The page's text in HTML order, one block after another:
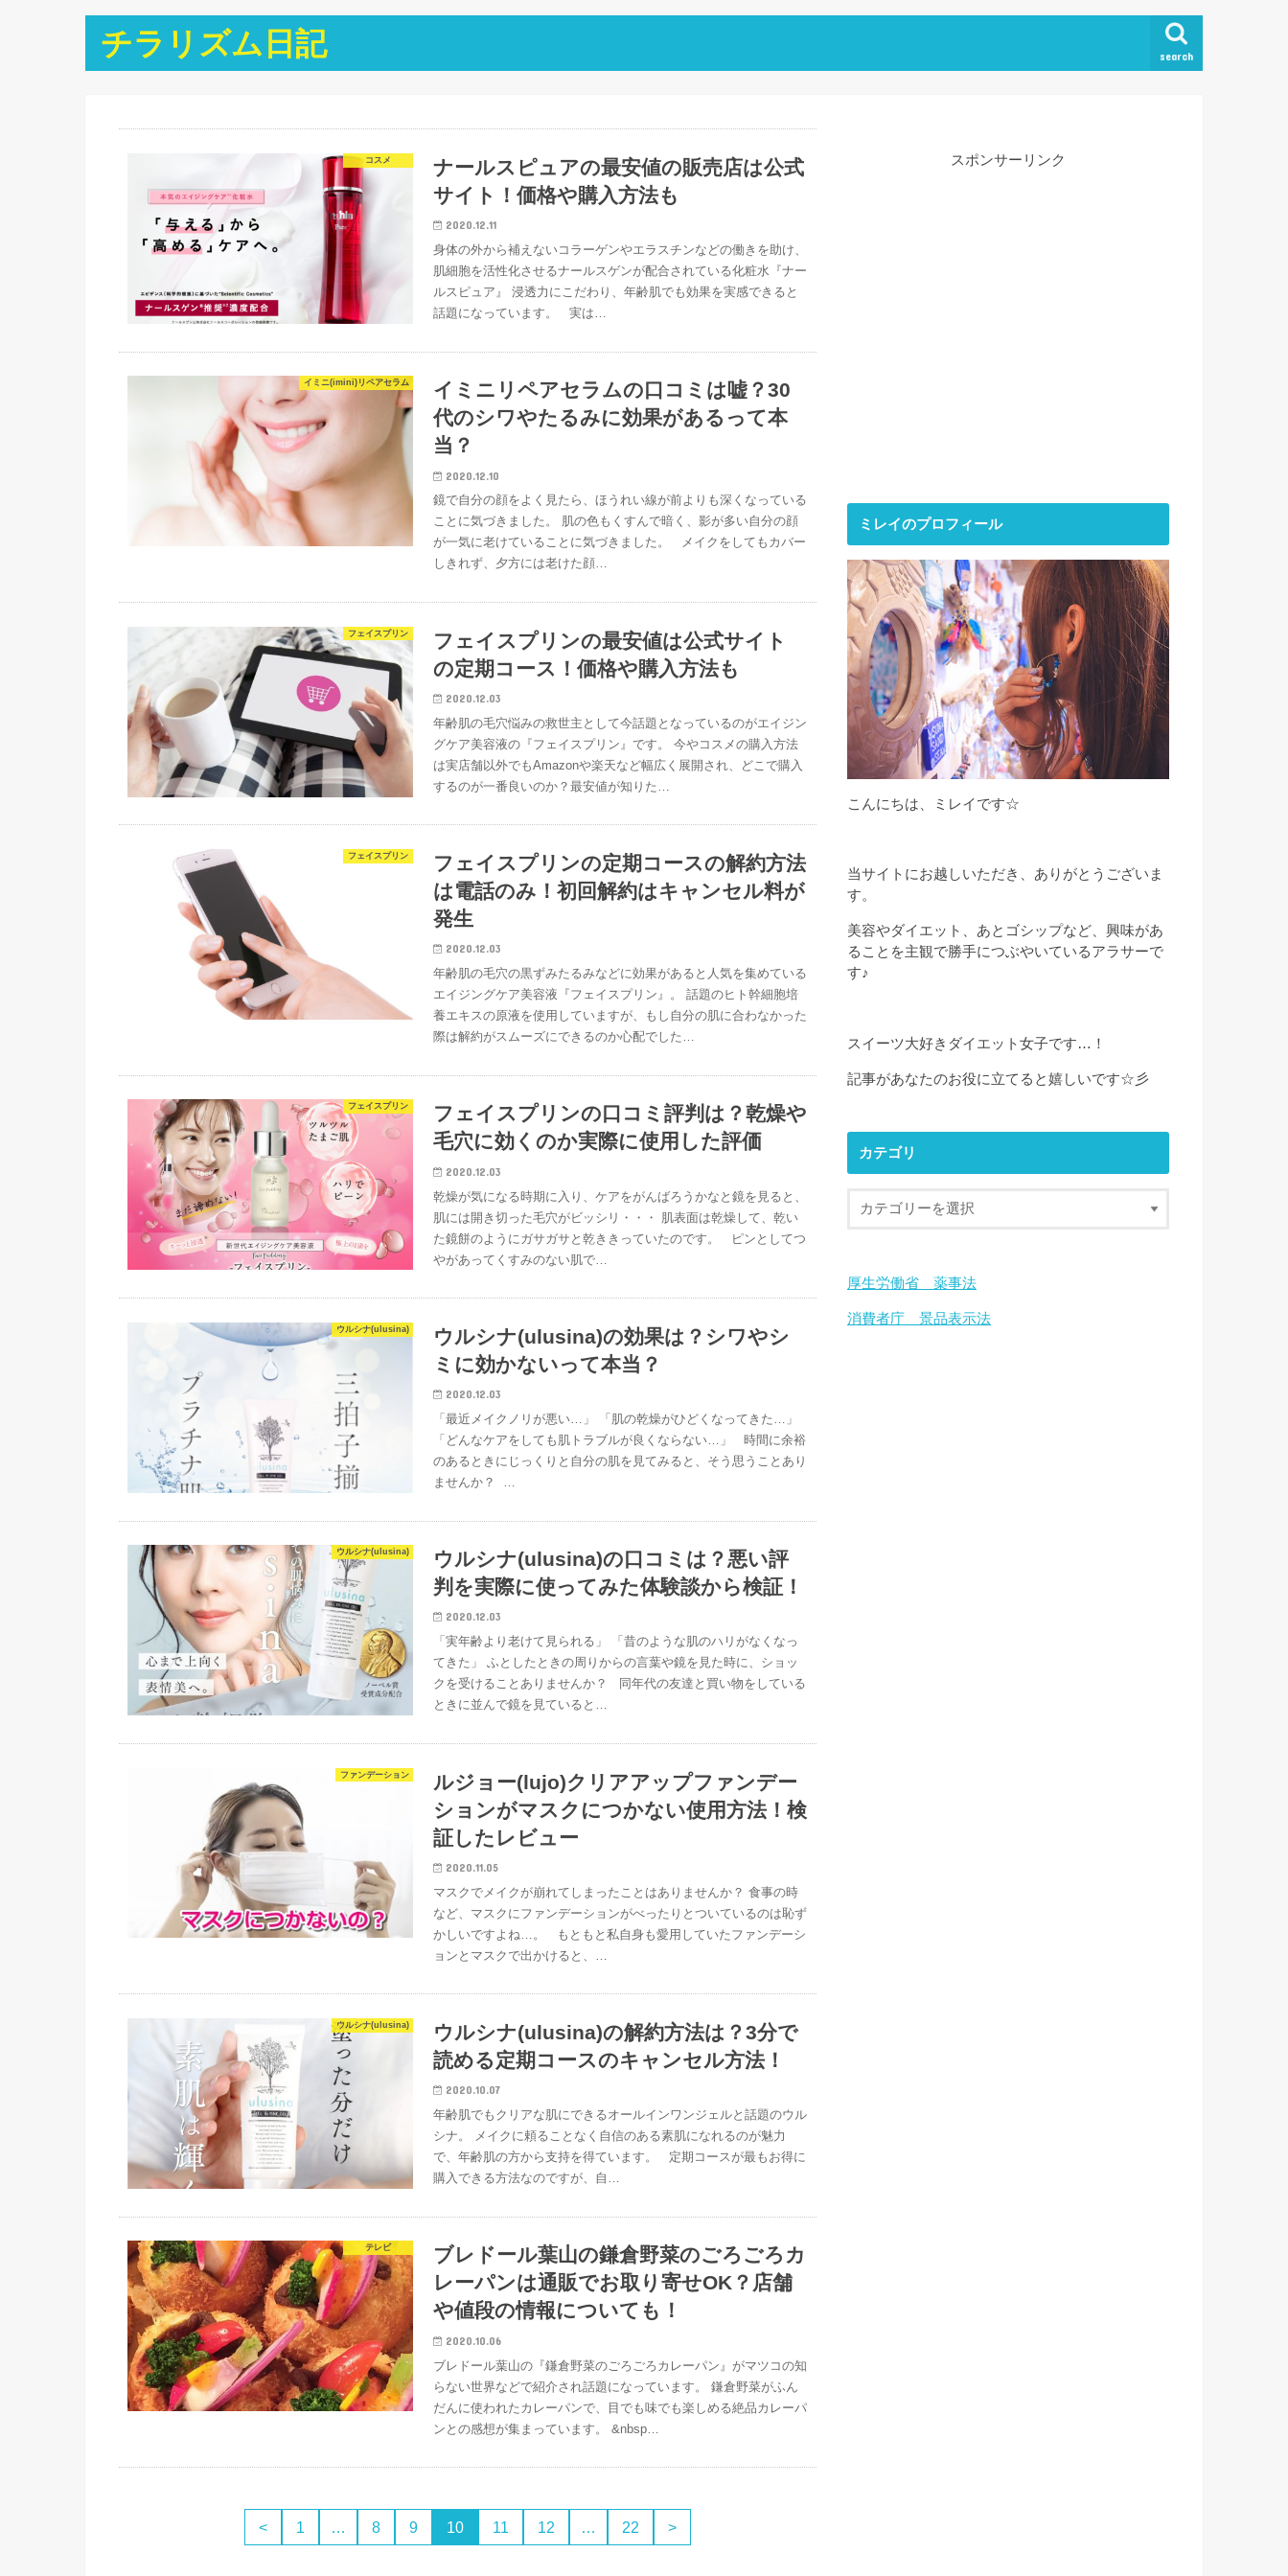
チラリズム日記 search
コスメ
ナールスピュアの最安値の販売店は公式
サイト！価格や購入方法も
2020.12.11
身体の外から補えないコラーゲンやエラスチンなどの働きを助け、
肌細胞を活性化させるナールスゲンが配合されている化粧水『ナー
ルスピュア』 浸透力にこだわり、年齢肌でも効果を実感できると
話題になっています。 実は…
イミニ(imini)リペアセラム
イミニリペアセラムの口コミは嘘？30
代のシワやたるみに効果があるって本
当？
2020.12.10
鏡で自分の顔をよく見たら、ほうれい線が前よりも深くなっている
ことに気づきました。 肌の色もくすんで暗く、影が多い自分の顔
が一気に老けていることに気づきました。 メイクをしてもカバー
しきれず、夕方には老けた顔…
フェイスプリン
フェイスプリンの最安値は公式サイト
の定期コース！価格や購入方法も
2020.12.03
年齢肌の毛穴悩みの救世主として今話題となっているのがエイジン
グケア美容液の『フェイスプリン』です。 今やコスメの購入方法
は実店舗以外でもAmazonや楽天など幅広く展開され、どこで購入
するのが一番良いのか？最安値が知りた…
フェイスプリン
フェイスプリンの定期コースの解約方法
は電話のみ！初回解約はキャンセル料が
発生
2020.12.03
年齢肌の毛穴の黒ずみたるみなどに効果があると人気を集めている
エイジングケア美容液『フェイスプリン』。 話題のヒト幹細胞培
養エキスの原液を使用していますが、もし自分の肌に合わなかった
際は解約がスムーズにできるのか心配でした…
フェイスプリン
フェイスプリンの口コミ評判は？乾燥や
毛穴に効くのか実際に使用した評価
2020.12.03
乾燥が気になる時期に入り、ケアをがんばろうかなと鏡を見ると、
肌には開き切った毛穴がビッシリ・・・ 肌表面は乾燥して、乾い
た鏡餅のようにガサガサと乾ききっていたのです。 ピンとしてつ
やがあってくすみのない肌で…
ウルシナ(ulusina)
ウルシナ(ulusina)の効果は？シワやシ
ミに効かないって本当？
2020.12.03
「最近メイクノリが悪い…」 「肌の乾燥がひどくなってきた…」
「どんなケアをしても肌トラブルが良くならない…」 時間に余裕
のあるときにじっくりと自分の肌を見てみると、そう思うことあり
ませんか？ …
ウルシナ(ulusina)
ウルシナ(ulusina)の口コミは？悪い評
判を実際に使ってみた体験談から検証！
2020.12.03
「実年齢より老けて見られる」 「昔のような肌のハリがなくなっ
てきた」 ふとしたときの周りからの言葉や鏡を見た時に、ショッ
クを受けることありませんか？ 同年代の友達と買い物をしている
ときに並んで鏡を見ていると…
ファンデーション
ルジョー(lujo)クリアアップファンデー
ションがマスクにつかない使用方法！検
証したレビュー
2020.11.05
マスクでメイクが崩れてしまったことはありませんか？ 食事の時
など、マスクにファンデーションがべったりとついているのは恥ず
かしいですよね…。 もともと私自身も愛用していたファンデーシ
ョンとマスクで出かけると、…
ウルシナ(ulusina)
ウルシナ(ulusina)の解約方法は？3分で
読める定期コースのキャンセル方法！
2020.10.07
年齢肌でもクリアな肌にできるオールインワンジェルと話題のウル
シナ。 メイクに頼ることなく自信のある素肌になれるのが魅力
で、年齢肌の方から支持を得ています。 定期コースが最もお得に
購入できる方法なのですが、自…
テレビ
ブレドール葉山の鎌倉野菜のごろごろカ
レーパンは通販でお取り寄せOK？店舗
や値段の情報についても！
2020.10.06
ブレドール葉山の『鎌倉野菜のごろごろカレーパン』がマツコの知
らない世界などで紹介され話題になっています。 鎌倉野菜がふん
だんに使われたカレーパンで、目でも味でも楽しめる絶品カレーパ
ンとの感想が集まっています。 &nbsp…
< 1 8 9 10 11 12 22 >
スポンサーリンク
ミレイのプロフィール
こんにちは、ミレイです☆
当サイトにお越しいただき、ありがとうございま
す。
美容やダイエット、あとゴシップなど、興味があ
ることを主観で勝手につぶやいているアラサーで
す♪
スイーツ大好きダイエット女子です…！
記事があなたのお役に立てると嬉しいです☆彡
カテゴリ
厚生労働省 薬事法
消費者庁 景品表示法